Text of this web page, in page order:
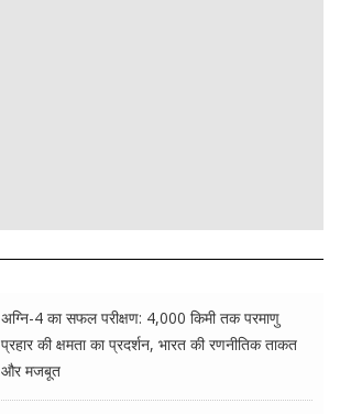
अग्नि-4 का सफल परीक्षण: 4,000 किमी तक परमाणु
प्रहार की क्षमता का प्रदर्शन, भारत की रणनीतिक ताकत
और मजबूत